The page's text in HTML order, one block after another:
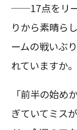
──17点をリ
りから素晴ら
ームの戦いぶ
れていますか。
「前半の始め
ぎていてミス